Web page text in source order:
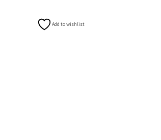
Add to wishlist